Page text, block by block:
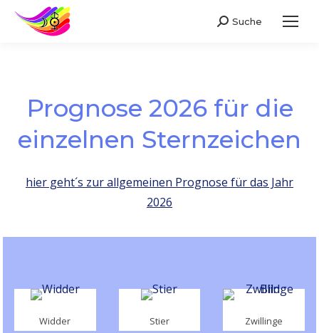
Search:
Suche
Prognose 2026 für die
einzelnen Sternzeichen
hier geht´s zur allgemeinen Prognose für das Jahr
2026
Widder Stier Zwillinge